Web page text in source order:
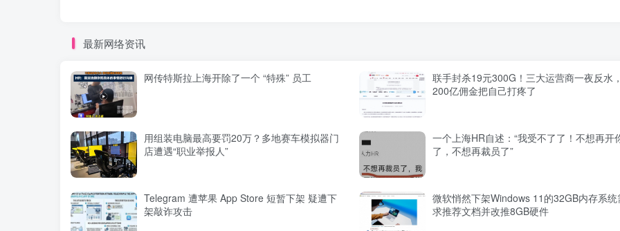
最新网络资讯
网传特斯拉上海开除了一个 “特殊” 员工
联手封杀19元300G！三大运营商一夜反水
200亿佣金把自己打疼了
用组装电脑最高要罚20万？多地赛车模拟器门
店遭遇“职业举报人”
一个上海HR自述：“我受不了了！不想再开
了，不想再裁员了”
Telegram 遭苹果 App Store 短暂下架 疑遭下
架敲诈攻击
微软悄然下架Windows 11的32GB内存系统
求推荐文档并改推8GB硬件